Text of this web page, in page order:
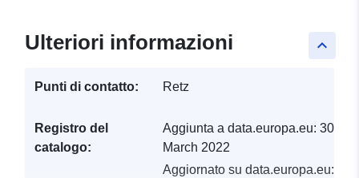
keyboard_arrow_up
Ulteriori informazioni
Punti di contatto: Retz
Registro del
catalogo:
Aggiunta a data.europa.eu: 30
March 2022
Aggiornato su data.europa.eu: